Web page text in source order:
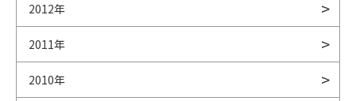
2012年
2011年
2010年